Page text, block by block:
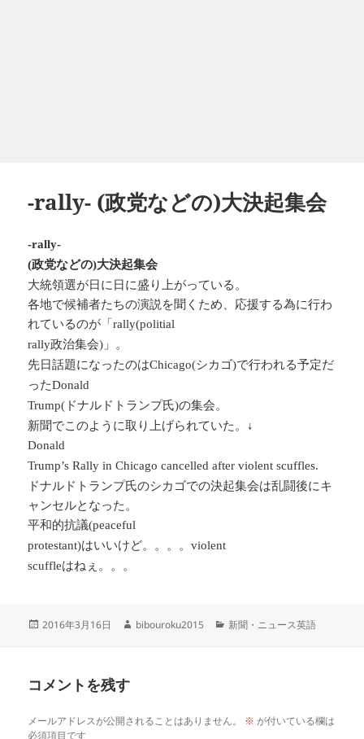
-rally- (政党などの)大決起集会
-rally-
(政党などの)大決起集会
大統領選が日に日に盛り上がっている。
各地で候補者たちの演説を聞くため、応援する為に行わ
れているのが「rally(politial
rally政治集会) 」。
先日話題になったのはChicago(シカゴ)で行われる予定だ
ったDonald
Trump( ドナルドトランプ氏)の集会。
新聞でこのように取り上げられていた。↓
Donald
Trump’s Rally in Chicago cancelled after violent scuffles.
ドナルドトランプ氏のシカゴでの決起集会は乱闘後にキ
ャンセルとなった。
平和的抗議(peaceful
protestant)はいいけど。。。。violent
scuffleはねぇ。。。
投
2016年3月16日
作
bibouroku2015
カ
新聞・ニュース英語
コメントを残す
メールアドレスが公開されることはありません。 ※ が付いている欄は
必須項目です